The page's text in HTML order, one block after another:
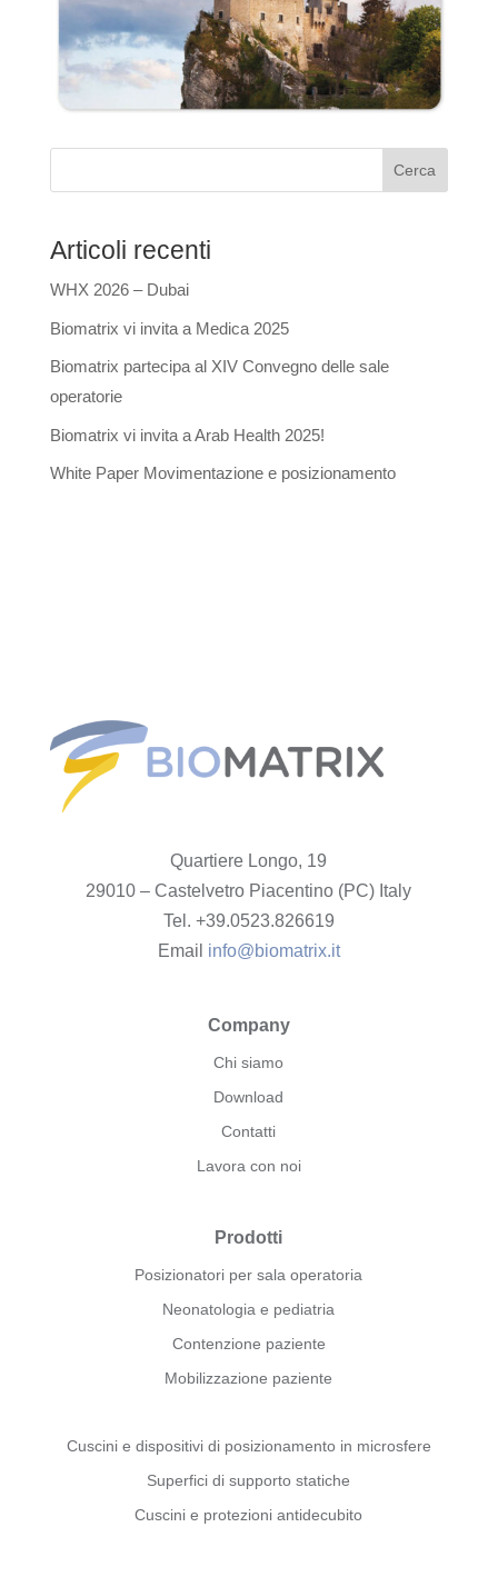
Cerca
Articoli recenti
WHX 2026 – Dubai
Biomatrix vi invita a Medica 2025
Biomatrix partecipa al XIV Convegno delle sale
operatorie
Biomatrix vi invita a Arab Health 2025!
White Paper Movimentazione e posizionamento
Quartiere Longo, 19
29010 – Castelvetro Piacentino (PC) Italy
Tel. +39.0523.826619
Email info@biomatrix.it
Company
Chi siamo
Download
Contatti
Lavora con noi
Prodotti
Posizionatori per sala operatoria
Neonatologia e pediatria
Contenzione paziente
Mobilizzazione paziente
Cuscini e dispositivi di posizionamento in microsfere
Superfici di supporto statiche
Cuscini e protezioni antidecubito